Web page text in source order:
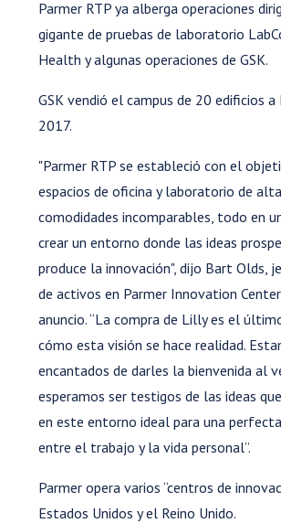
Parmer RTP ya alberga operaciones
gigante de pruebas de laboratorio
Health y algunas operaciones de GSK.
GSK vendió el campus de 20 edificios a
2017.
"Parmer RTP se estableció con el
espacios de oficina y laboratorio de
comodidades incomparables, todo en
crear un entorno donde las ideas
produce la innovación", dijo Bart Olds,
de activos en Parmer Innovation
anuncio. “La compra de Lilly es el
cómo esta visión se hace realidad.
encantados de darles la bienvenida al
esperamos ser testigos de las ideas
en este entorno ideal para una
entre el trabajo y la vida personal”.
Parmer opera varios “centros de
Estados Unidos y el Reino Unido.